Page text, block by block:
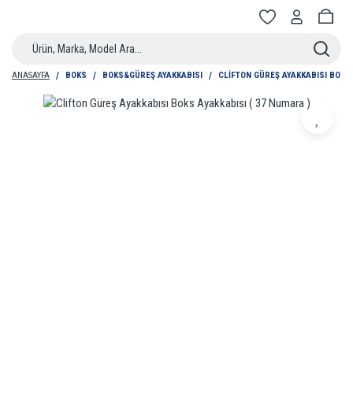
ANASAYFA BOKS BOKS&GÜREŞ AYAKKABISI CLIFTON GÜREŞ AYAKKABISI